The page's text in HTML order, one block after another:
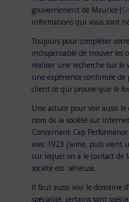
gouvernement de Maurice (
informations qui vous sont
Toujours pour compléter
indispensable de trouver les
réaliser une recherche sur
une expérience confirmée
client ce qui prouve que le
Une astuce pour voir aussi
nom de la société sur
Concernant Cap
avec 1923 j’aime, puis vient
sur lequel on a le contact de
société est sérieuse.
Il faut aussi voir le domaine
spécialité, certains sont